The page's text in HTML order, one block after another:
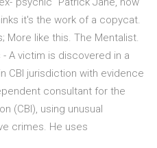
it's the work of a copycat.
More like this. The Mentalist.
- A victim is discovered in a
CBI jurisdiction with evidence
consultant for the
(CBI), using unusual
crimes. He uses